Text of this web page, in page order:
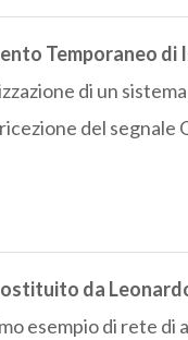
Temporaneo
di un
del segnale
da
esempio di rete di